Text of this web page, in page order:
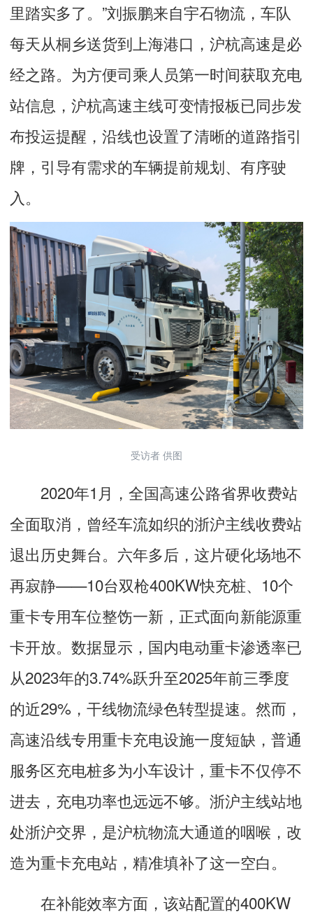
里踏实多了。”刘振鹏来自宇石物流，车队
每天从桐乡送货到上海港口，沪杭高速是必
经之路。为方便司乘人员第一时间获取充电
站信息，沪杭高速主线可变情报板已同步发
布投运提醒，沿线也设置了清晰的道路指引
牌，引导有需求的车辆提前规划、有序驶
入。
受访者 供图
2020年1月，全国高速公路省界收费站
全面取消，曾经车流如织的浙沪主线收费站
退出历史舞台。六年多后，这片硬化场地不
再寂静——10台双枪400KW快充桩、10个
重卡专用车位整饬一新，正式面向新能源重
卡开放。数据显示，国内电动重卡渗透率已
从2023年的3.74%跃升至2025年前三季度
的近29%，干线物流绿色转型提速。然而，
高速沿线专用重卡充电设施一度短缺，普通
服务区充电桩多为小车设计，重卡不仅停不
进去，充电功率也远远不够。浙沪主线站地
处浙沪交界，是沪杭物流大通道的咽喉，改
造为重卡充电站，精准填补了这一空白。
在补能效率方面，该站配置的400KW